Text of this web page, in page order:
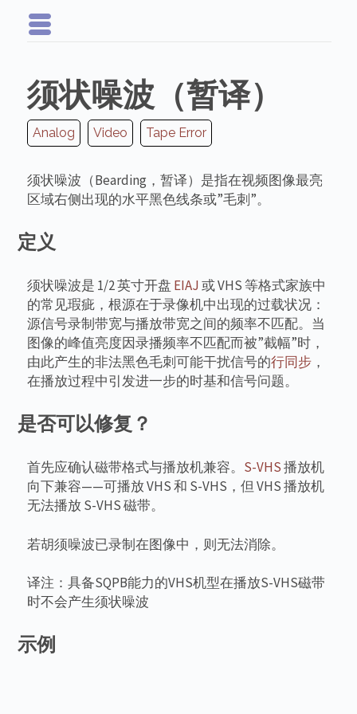
须状噪波（暂译）
Analog Video Tape Error
须状噪波（Bearding，暂译）是指在视频图像最亮
区域右侧出现的水平黑色线条或”毛刺”。
定义
须状噪波是 1/2 英寸开盘 EIAJ或 VHS 等格式家族中
的常见瑕疵，根源在于录像机中出现的过载状况：
源信号录制带宽与播放带宽之间的频率不匹配。当
图像的峰值亮度因录播频率不匹配而被”截幅”时，
由此产生的非法黑色毛刺可能干扰信号的行同步 ，
在播放过程中引发进一步的时基和信号问题。
是否可以修复？
首先应确认磁带格式与播放机兼容。 S-VHS播放机
向下兼容——可播放 VHS 和 S-VHS，但 VHS 播放机
无法播放 S-VHS 磁带。
若胡须噪波已录制在图像中，则无法消除。
译注：具备SQPB能力的VHS机型在播放S-VHS磁带
时不会产生须状噪波
示例